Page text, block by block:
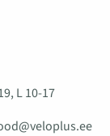
L 10-17